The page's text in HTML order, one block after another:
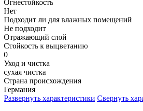
Огнестойкость
Нет
Подходит ли для влажных помещений
Не подходит
Отражающий слой
Стойкость к выцветанию
0
Уход и чистка
сухая чистка
Страна происхождения
Германия
Развернуть характеристики Свернуть